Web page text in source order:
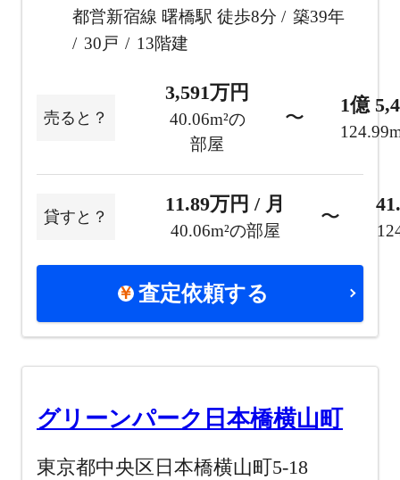
都営新宿線 曙橋駅 徒歩8分
築39年
30戸
13階建
売ると？
3,591万円
40.06m²の
部屋
〜
1億
貸すと？
11.89万円 / 月
40.06m²の部屋
〜
査定依頼する
グリーンパーク日本橋横山町
東京都中央区日本橋横山町5-18